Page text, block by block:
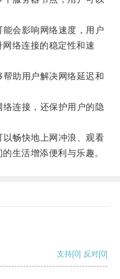
会影响网络速度，用户
络连接的稳定性和速
助用户解决网络延迟和
连接，还保护用户的隐
畅快地上网冲浪、观看
生活增添便利与乐趣。
支持[0] 反对[0]